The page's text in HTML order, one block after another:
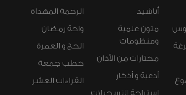
أناشيد
متون علمية
ومنظومات
مختارات من الأذان
أدعية و أذكار
استراحة التسجيلات
الرحمة المهداة
واحة رمضان
الحج و العمرة
خطب جمعة
القراءات العشر